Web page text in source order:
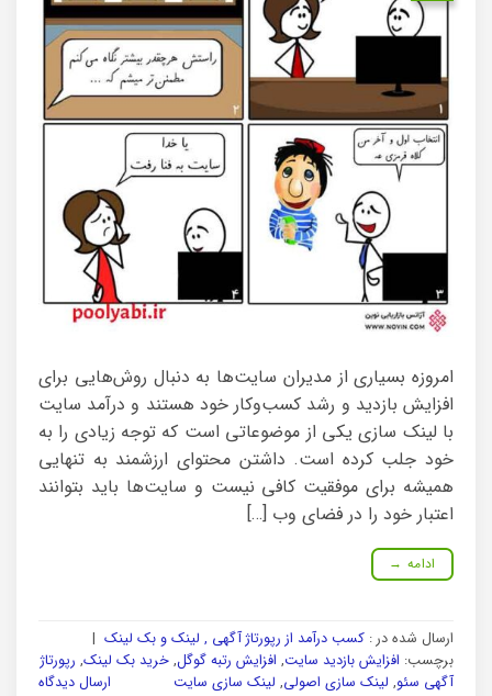
امروزه بسیاری از مدیران سایت‌ها به دنبال روش‌هایی برای
افزایش بازدید و رشد کسب‌وکار خود هستند و درآمد سایت
با لینک سازی یکی از موضوعاتی است که توجه زیادی را به
خود جلب کرده است. داشتن محتوای ارزشمند به تنهایی
همیشه برای موفقیت کافی نیست و سایت‌ها باید بتوانند
اعتبار خود را در فضای وب […]
ادامه →
ارسال شده در : کسب درآمد از رپورتاژ آگهی , لینک و بک لینک |
برچسب: افزایش بازدید سایت, افزایش رتبه گوگل, خرید بک لینک, رپورتاژ
آگهی سئو, لینک سازی اصولی, لینک سازی سایت ارسال دیدگاه